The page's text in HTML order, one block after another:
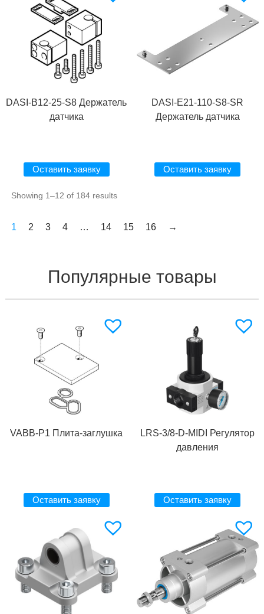
DASI-B12-25-S8 Держатель
датчика
Оставить заявку
DASI-E21-110-S8-SR
Держатель датчика
Оставить заявку
Showing 1–12 of 184 results
1 2 3 4 … 14 15 16 →
Популярные товары
VABB-P1 Плита-заглушка
Оставить заявку
LRS-3/8-D-MIDI Регулятор
давления
Оставить заявку